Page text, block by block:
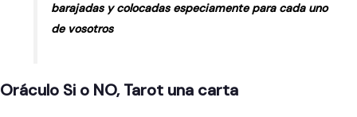
barajadas y colocadas especiamente para cada uno
de vosotros
Oráculo Si o NO, Tarot una carta